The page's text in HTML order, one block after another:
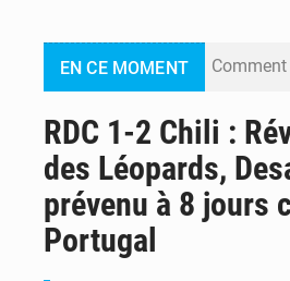
EN CE MOMENT
RDC 1-2 Chili :
des Léopards,
prévenu à 8 jours
Portugal